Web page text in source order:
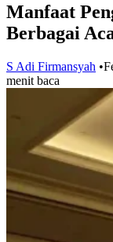
Manfaat
Berbagai
S Adi Firmansyah •
menit baca